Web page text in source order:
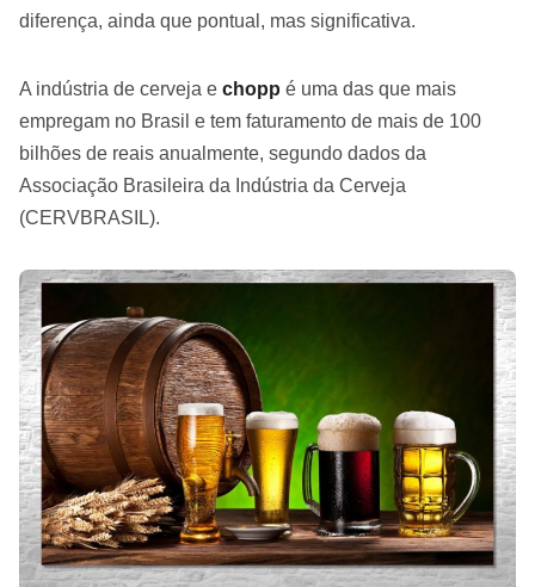
diferença, ainda que pontual, mas significativa.
A indústria de cerveja e chopp é uma das que mais
empregam no Brasil e tem faturamento de mais de 100
bilhões de reais anualmente, segundo dados da
Associação Brasileira da Indústria da Cerveja
(CERVBRASIL).